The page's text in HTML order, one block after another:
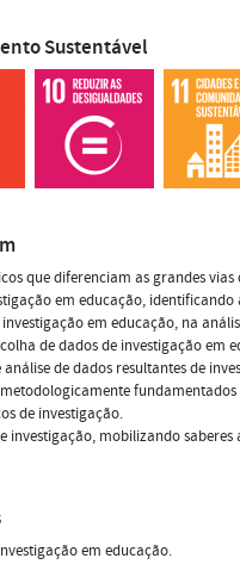
Sustentável
que diferenciam as grandes
em educação, identificando
em educação, na
de dados de investigação em
de dados resultantes de
de investigação.
investigação, mobilizando
em educação.